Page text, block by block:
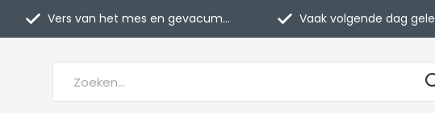
Vers van het mes en gevacumeerd Vaak volgende dag geleverd